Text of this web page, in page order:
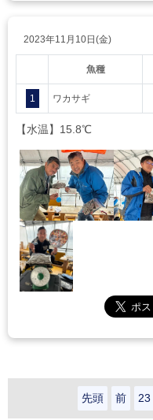
2023年11月10日(金)
魚種
1 ワカサギ
【水温】15.8℃
先頭 前 23